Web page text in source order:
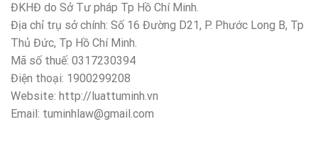
ĐKHĐ do Sở Tư pháp Tp Hồ Chí Minh.
Địa chỉ trụ sở chính: Số 16 Đường D21, P. Phước Long B, Tp
Thủ Đức, Tp Hồ Chí Minh.
Mã số thuế: 0317230394
Điện thoại: 1900299208
Website: http://luattuminh.vn
Email: tuminhlaw@gmail.com